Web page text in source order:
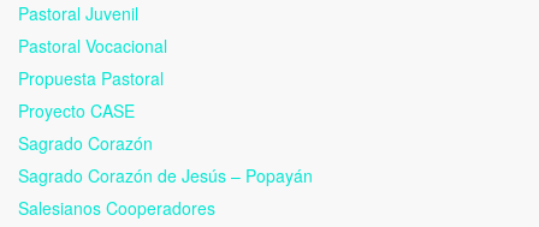
Pastoral Juvenil
Pastoral Vocacional
Propuesta Pastoral
Proyecto CASE
Sagrado Corazón
Sagrado Corazón de Jesús – Popayán
Salesianos Cooperadores